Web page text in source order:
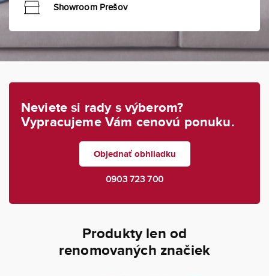
Showroom Prešov
Neviete si rady s výberom?
Vypracujeme Vám cenovú ponuku.
Objednať obhliadku
0903 723 700
Produkty len od
renomovaných značiek